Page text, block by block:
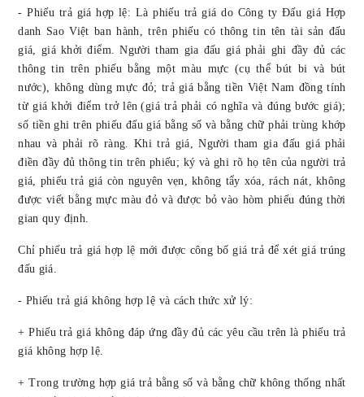
- Phiếu trả giá hợp lệ: Là phiếu trả giá do Công ty Đấu giá Hợp
danh Sao Việt ban hành, trên phiếu có thông tin tên tài sản đấu
giá, giá khởi điểm. Người tham gia đấu giáphải ghi đầy đủ các
thông tin trên phiếu bằng một màu mực (cụ thể bút bi và bút
nước), không dùng mực đỏ; trả giá bằng tiền Việt Nam đồng tính
từ giá khởi điểm trở lên (giá trả phải có nghĩa và đúng bước giá);
số tiền ghi trên phiếu đấu giá bằng số và bằng chữ phải trùng khớp
nhau và phải rõ ràng. Khi trả giá, Người tham gia đấu giá phải
điền đầy đủ thông tin trên phiếu; ký và ghi rõ họ tên của người trả
giá, phiếu trả giá còn nguyên vẹn, không tẩy xóa, rách nát, không
được viết bằng mực màu đỏ và được bỏ vào hòm phiếu đúng thời
gian quy định.
Chỉ phiếu trả giá hợp lệ mới được công bố giá trả để xét giá trúng
đấu giá.
- Phiếu trả giá không hợp lệ và cách thức xử lý:
+ Phiếu trả giá không đáp ứng đầy đủ các yêu cầu trên là phiếu trả
giá không hợp lệ.
+ Trong trường hợp giá trả bằng số và bằng chữ không thống nhất